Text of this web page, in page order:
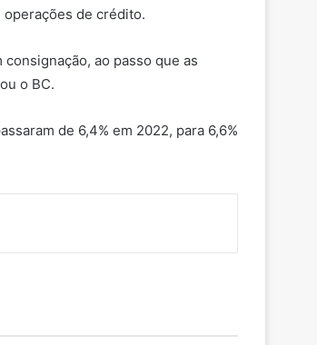
operações de crédito.
ao passo que as
o BC.
de 6,4% em 2022, para 6,6%